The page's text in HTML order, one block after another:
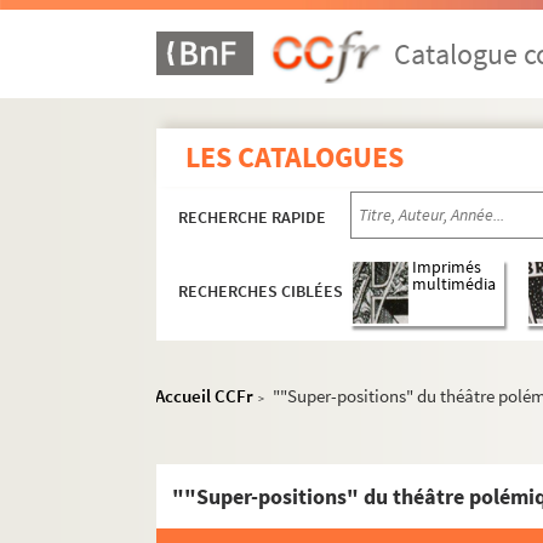
Catalogue
LES CATALOGUES
RECHERCHE RAPIDE
RECHERCHES CIBLÉES
Imprimés
multimédia
Accueil CCFr > ""Super-positions" du théâtre
""Super-positions" du théâtre
EHN 1-14. Écrits
EHN 15. Critiques sur René Nicolas